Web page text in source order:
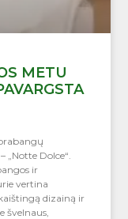
METU
„Notte Dolce“.
ir
vertina
dizainą ir
švelnaus,